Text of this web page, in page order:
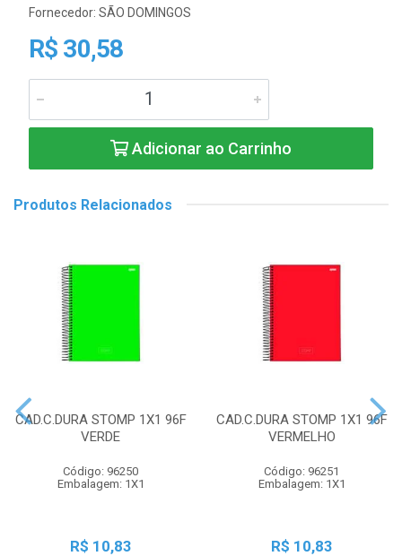
Fornecedor: SÃO DOMINGOS
R$ 30,58
Adicionar ao Carrinho
Produtos Relacionados
CAD.C.DURA STOMP 1X1 96F
VERDE
Código: 96250
Embalagem: 1X1
R$ 10,83
CAD.C.DURA STOMP 1X1 96F
VERMELHO
Código: 96251
Embalagem: 1X1
R$ 10,83